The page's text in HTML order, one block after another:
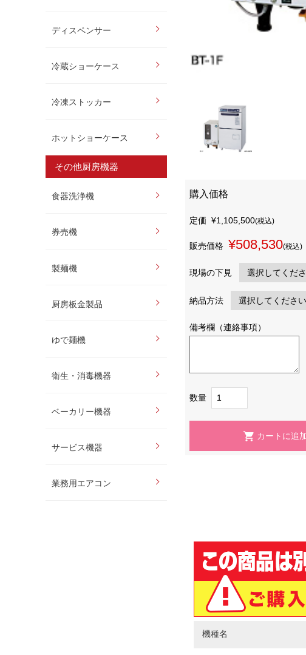
ディスペンサー
冷蔵ショーケース
冷凍ストッカー
ホットショーケース
その他厨房機器
食器洗浄機
券売機
製麺機
厨房板金製品
ゆで麺機
衛生・消毒機器
ベーカリー機器
サービス機器
業務用エアコン
購入価格
定価 ¥1,105,500(税込)
販売価格 ¥508,530(税込)
現場の下見
納品方法
備考欄（連絡事項）
数量
機種名